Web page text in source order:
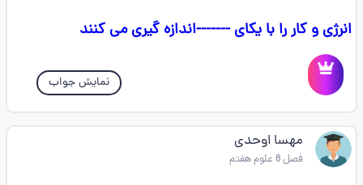
انرژی و کار را با یکای -------اندازه گیری می کنند
نمایش جواب
مهسا اوحدی
فصل 8 علوم هفتم